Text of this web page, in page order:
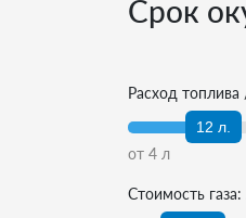
Срок
Расход
12 л.
от 4 л
Стоимость газа: